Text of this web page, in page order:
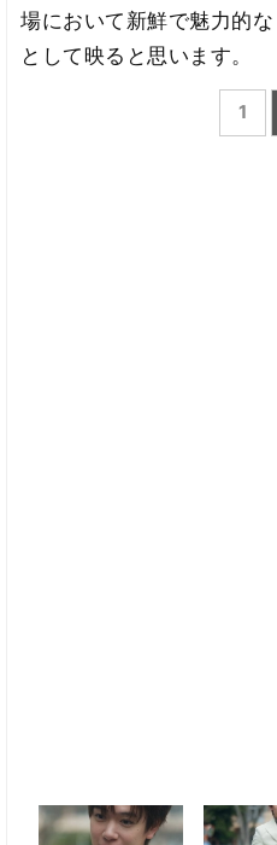
場において新鮮で魅力的な
として映ると思います。
1